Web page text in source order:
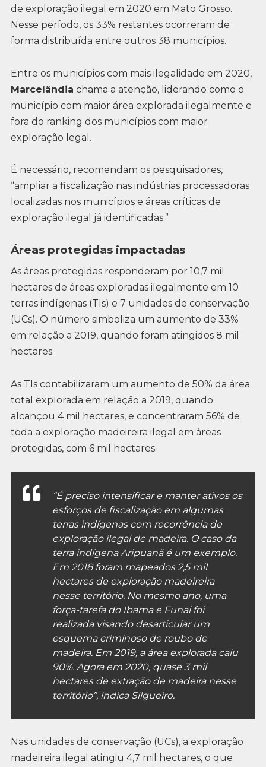
de exploração ilegal em 2020 em Mato Grosso.
Nesse período, os 33% restantes ocorreram de
forma distribuída entre outros 38 municípios.
Entre os municípios com mais ilegalidade em 2020,
Marcelândia chama a atenção, liderando como o
município com maior área explorada ilegalmente e
fora do ranking dos municípios com maior
exploração legal.
É necessário, recomendam os pesquisadores,
“ampliar a fiscalização nas indústrias processadoras
localizadas nos municípios e áreas críticas de
exploração ilegal já identificadas.”
Áreas protegidas impactadas
As áreas protegidas responderam por 10,7 mil
hectares de áreas exploradas ilegalmente em 10
terras indígenas (TIs) e 7 unidades de conservação
(UCs). O número simboliza um aumento de 33%
em relação a 2019, quando foram atingidos 8 mil
hectares.
As TIs contabilizaram um aumento de 50% da área
total explorada em relação a 2019, quando
alcançou 4 mil hectares, e concentraram 56% de
toda a exploração madeireira ilegal em áreas
protegidas, com 6 mil hectares.
“É preciso intensificar e manter ativos os
esforços de fiscalização em algumas
terras indígenas com recorrência de
exploração ilegal de madeira. O caso da
terra indígena Aripuanã é um exemplo.
Em 2018 foram mapeados 2,5 mil
hectares de exploração madeireira
nesse território. No mesmo ano, uma
força-tarefa do Ibama e Funai foi
realizada visando desarticular um
esquema criminoso de roubo de
madeira. Em 2019, a área explorada caiu
90%. Agora em 2020, quase 3 mil
hectares de extração de madeira nesse
território”, indica Silgueiro.
Nas unidades de conservação (UCs), a exploração
madeireira ilegal atingiu 4,7 mil hectares, o que